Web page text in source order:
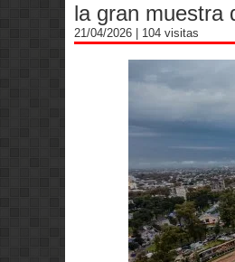
la gran muestra
21/04/2026 | 104 visitas